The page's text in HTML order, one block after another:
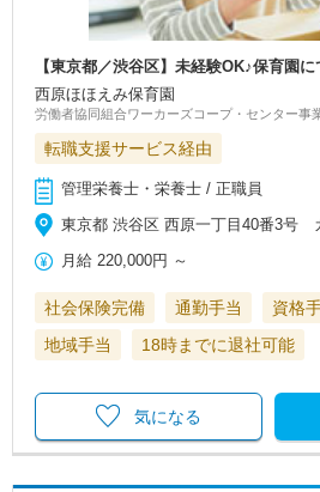
【東京都／渋谷区】未経験OK♪保育園
西原ほほえみ保育園
労働者協同組合ワーカーズコープ・センター事
転職支援サービス経由
管理栄養士・栄養士 / 正職員
東京都 渋谷区 西原一丁目40番3号
月給 220,000円 ～
社会保険完備 通勤手当 資格
地域手当
18時までに退社可能
気になる